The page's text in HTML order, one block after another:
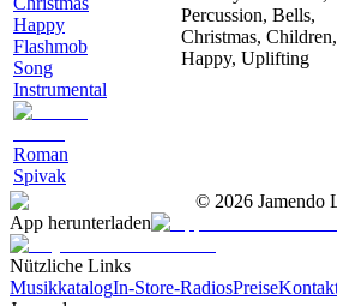
Happy
Flashmob
Song
Instrumental
Roman
Spivak
Percussion, Bells,
Christmas, Children,
Happy, Uplifting
© 2026 Jamendo
App herunterladen
Nützliche Links
MusikkatalogIn-Store-RadiosPreise